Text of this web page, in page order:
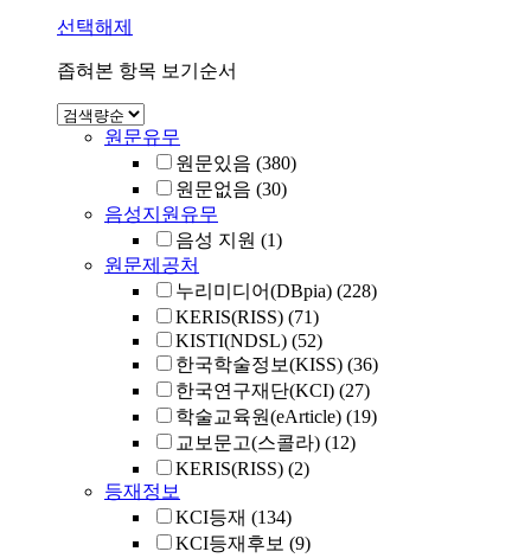
선택해제
좁혀본 항목 보기순서
원문유무
원문있음 (380)
원문없음 (30)
음성지원유무
음성 지원 (1)
원문제공처
누리미디어(DBpia) (228)
KERIS(RISS) (71)
KISTI(NDSL) (52)
한국학술정보(KISS) (36)
한국연구재단(KCI) (27)
학술교육원(eArticle) (19)
교보문고(스콜라) (12)
KERIS(RISS) (2)
등재정보
KCI등재 (134)
KCI등재후보 (9)